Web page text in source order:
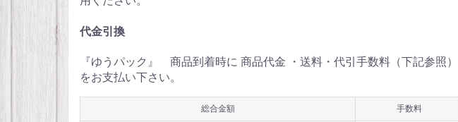
代金引換
『ゆうパック』 商品到着時に 商品代金 ・送料・代引手数料（下記参照）
をお支払い下さい。
総合金額 手数料